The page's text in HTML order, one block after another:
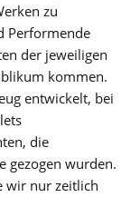
zu
Performende
der jeweiligen
kommen.
entwickelt, bei
die
gezogen wurden.
wir nur zeitlich